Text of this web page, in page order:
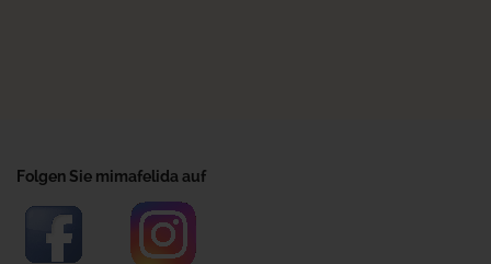
Folgen Sie mimafelida auf